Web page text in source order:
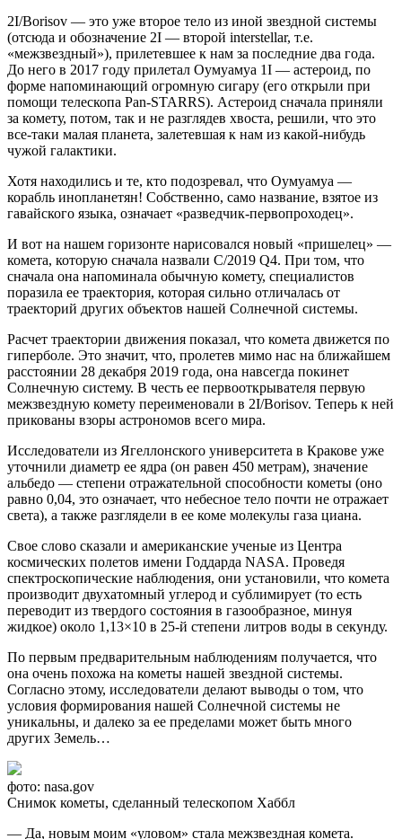
2I/Borisov — это уже второе тело из иной звездной системы
(отсюда и обозначение 2I — второй interstellar, т.е.
«межзвездный»), прилетевшее к нам за последние два года.
До него в 2017 году прилетал Оумуамуа 1I — астероид, по
форме напоминающий огромную сигару (его открыли при
помощи телескопа Pan-STARRS). Астероид сначала приняли
за комету, потом, так и не разглядев хвоста, решили, что это
все-таки малая планета, залетевшая к нам из какой-нибудь
чужой галактики.
Хотя находились и те, кто подозревал, что Оумуамуа —
корабль инопланетян! Собственно, само название, взятое из
гавайского языка, означает «разведчик-первопроходец».
И вот на нашем горизонте нарисовался новый «пришелец» —
комета, которую сначала назвали C/2019 Q4. При том, что
сначала она напоминала обычную комету, специалистов
поразила ее траектория, которая сильно отличалась от
траекторий других объектов нашей Солнечной системы.
Расчет траектории движения показал, что комета движется по
гиперболе. Это значит, что, пролетев мимо нас на ближайшем
расстоянии 28 декабря 2019 года, она навсегда покинет
Солнечную систему. В честь ее первооткрывателя первую
межзвездную комету переименовали в 2I/Borisov. Теперь к ней
прикованы взоры астрономов всего мира.
Исследователи из Ягеллонского университета в Кракове уже
уточнили диаметр ее ядра (он равен 450 метрам), значение
альбедо — степени отражательной способности кометы (оно
равно 0,04, это означает, что небесное тело почти не отражает
света), а также разглядели в ее коме молекулы газа циана.
Свое слово сказали и американские ученые из Центра
космических полетов имени Годдарда NASA. Проведя
спектроскопические наблюдения, они установили, что комета
производит двухатомный углерод и сублимирует (то есть
переводит из твердого состояния в газообразное, минуя
жидкое) около 1,13×10 в 25-й степени литров воды в секунду.
По первым предварительным наблюдениям получается, что
она очень похожа на кометы нашей звездной системы.
Согласно этому, исследователи делают выводы о том, что
условия формирования нашей Солнечной системы не
уникальны, и далеко за ее пределами может быть много
других Земель…
фото: nasa.gov
Снимок кометы, сделанный телескопом Хаббл
— Да, новым моим «уловом» стала межзвездная комета.